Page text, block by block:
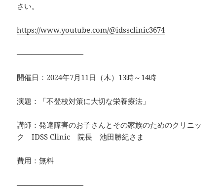
さい。
https://www.youtube.com/@idssclinic3674
—————————
開催日：2024年7月11日（木）13時～14時
演題：「不登校対策に大切な栄養療法」
講師：発達障害のお子さんとその家族のためのクリニッ
ク IDSS Clinic 院長 池田勝紀さま
費用：無料
—————————